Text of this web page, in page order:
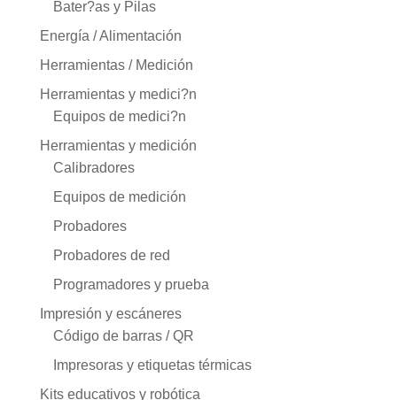
Bater?as y Pilas
Energía / Alimentación
Herramientas / Medición
Herramientas y medici?n
Equipos de medici?n
Herramientas y medición
Calibradores
Equipos de medición
Probadores
Probadores de red
Programadores y prueba
Impresión y escáneres
Código de barras / QR
Impresoras y etiquetas térmicas
Kits educativos y robótica